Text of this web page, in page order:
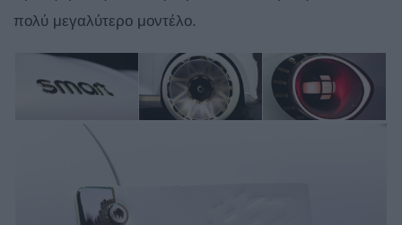
πολύ μεγαλύτερο μοντέλο.